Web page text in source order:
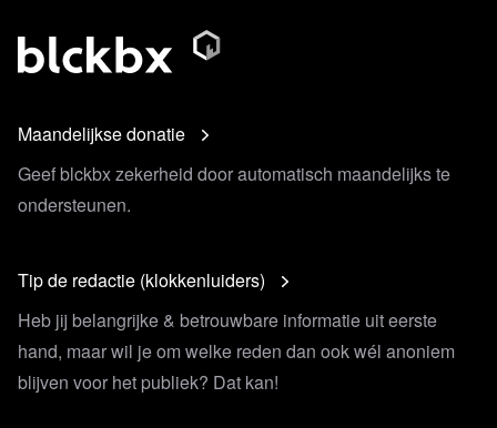
Maandelijkse donatie
Geef blckbx zekerheid door automatisch maandelijks te
ondersteunen.
Tip de redactie (klokkenluiders)
Heb jij belangrijke & betrouwbare informatie uit eerste
hand, maar wil je om welke reden dan ook wél anoniem
blijven voor het publiek? Dat kan!